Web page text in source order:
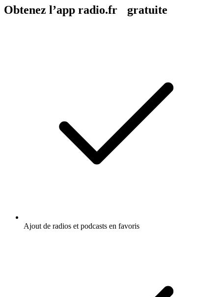
Obtenez l’app radio.fr gratuite
Ajout de radios et podcasts en favoris